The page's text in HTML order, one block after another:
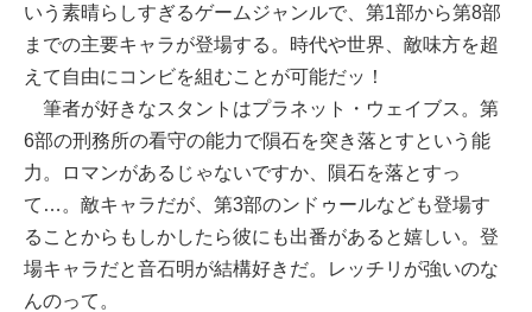
いう素晴らしすぎるゲームジャンルで、第1部から第8部
までの主要キャラが登場する。時代や世界、敵味方を超
えて自由にコンビを組むことが可能だッ！
筆者が好きなスタントはプラネット・ウェイブス。第
6部の刑務所の看守の能力で隕石を突き落とすという能
力。ロマンがあるじゃないですか、隕石を落とすっ
て…。敵キャラだが、第3部のンドゥールなども登場す
ることからもしかしたら彼にも出番があると嬉しい。登
場キャラだと音石明が結構好きだ。レッチリが強いのな
んのって。